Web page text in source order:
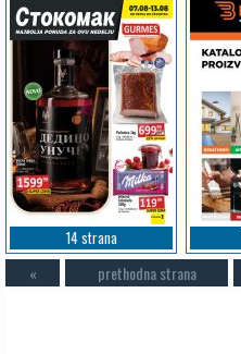
14 strana
« prethodna strana